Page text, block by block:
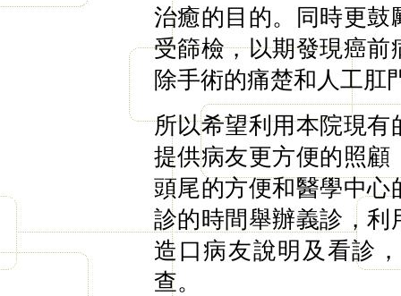
治癒的目的。同時更鼓
受篩檢，以期發現癌前
除手術的痛楚和人工肛
所以希望利用本院現有
提供病友更方便的照
頭尾的方便和醫學中心
診的時間舉辦義診，利
造口病友說明及看診
查。